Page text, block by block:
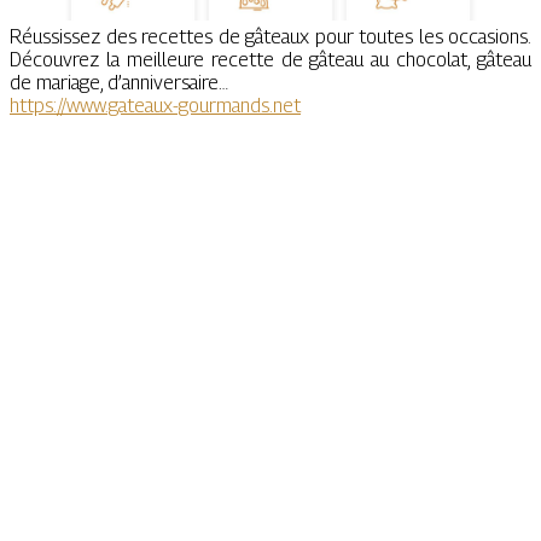
Réussissez des recettes de gâteaux pour toutes les occasions.
Découvrez la meilleure recette de gâteau au chocolat, gâteau
de mariage, d’anniversaire…
https://www.gateaux-gourmands.net